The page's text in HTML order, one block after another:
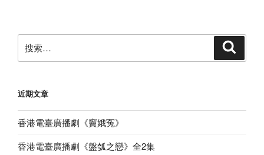
索：
近期文章
香港電臺廣播劇《竇娥冤》
香港電臺廣播劇《盤瓠之戀》全2集